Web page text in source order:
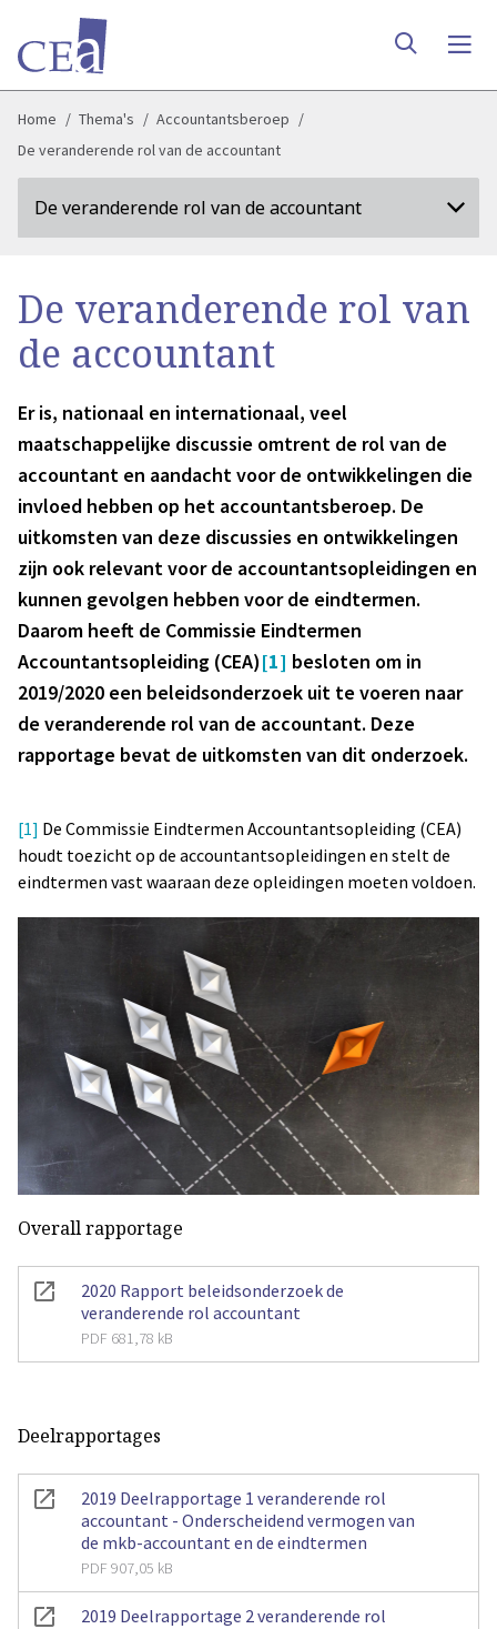
Home Thema's
Accountantsberoep
De veranderende rol van de accountant
De veranderende rol van de accountant
De veranderende rol van
de accountant
Er is, nationaal en internationaal, veel
maatschappelijke discussie omtrent de rol van de
accountant en aandacht voor de ontwikkelingen die
invloed hebben op het accountantsberoep. De
uitkomsten van deze discussies en ontwikkelingen
zijn ook relevant voor de accountantsopleidingen en
kunnen gevolgen hebben voor de eindtermen.
Daarom heeft de Commissie Eindtermen
Accountantsopleiding (CEA)[1] besloten om in
2019/2020 een beleidsonderzoek uit te voeren naar
de veranderende rol van de accountant. Deze
rapportage bevat de uitkomsten van dit onderzoek.
[1] De Commissie Eindtermen Accountantsopleiding (CEA)
houdt toezicht op de accountantsopleidingen en stelt de
eindtermen vast waaraan deze opleidingen moeten voldoen.
Overall rapportage
2020 Rapport beleidsonderzoek de
veranderende rol accountant
PDF 681,78 kB
Deelrapportages
2019 Deelrapportage 1 veranderende rol
accountant - Onderscheidend vermogen van
de mkb-accountant en de eindtermen
PDF 907,05 kB
2019 Deelrapportage 2 veranderende rol